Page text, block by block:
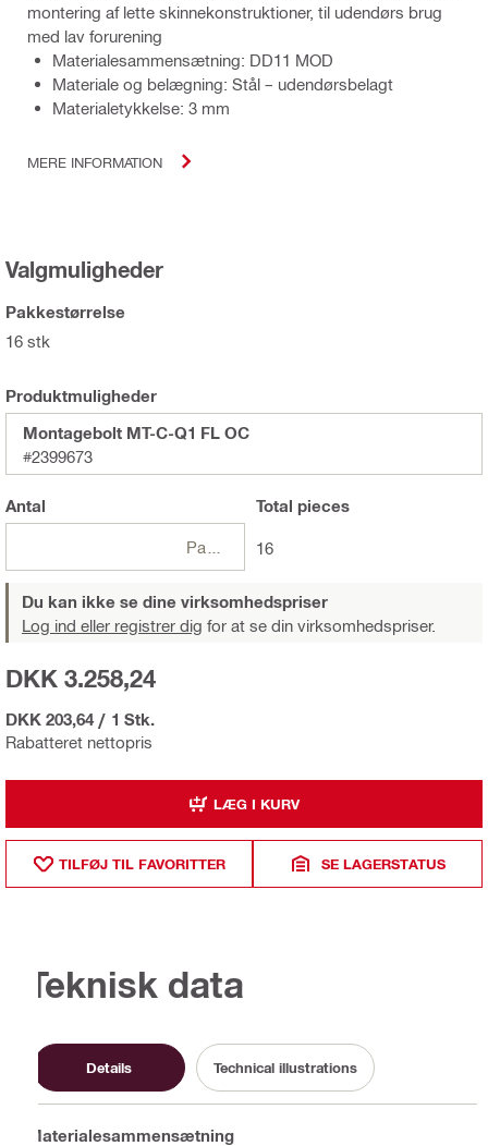
montering af lette skinnekonstruktioner, til udendørs brug
med lav forurening
Materialesammensætning: DD11 MOD
Materiale og belægning: Stål – udendørsbelagt
Materialetykkelse: 3 mm
MERE INFORMATION
Valgmuligheder
Pakkestørrelse
16 stk
Produktmuligheder
Montagebolt MT-C-Q1 FL OC
#2399673
Antal Total pieces
16
Du kan ikke se dine virksomhedspriser
Log ind eller registrer dig for at se din virksomhedspriser.
Rabatteret nettopris
DKK 3.258,24
DKK 203,64 / 1 Stk.
LÆG I KURV
TILFØJ TIL FAVORITTER SE LAGERSTATUS
Teknisk data
Details Technical illustrations
Materialesammensætning